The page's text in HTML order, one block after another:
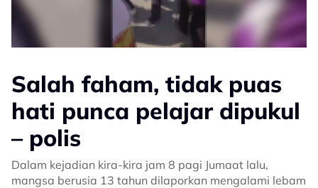
Salah faham, tidak puas
hati punca pelajar dipukul
– polis
Dalam kejadian kira-kira jam 8 pagi Jumaat lalu,
mangsa berusia 13 tahun dilaporkan mengalami lebam